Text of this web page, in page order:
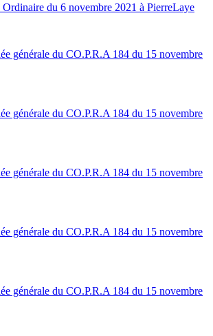
Ordinaire du 6 novembre 2021 à PierreLaye
générale du CO.P.R.A 184 du 15 novembre
générale du CO.P.R.A 184 du 15 novembre
générale du CO.P.R.A 184 du 15 novembre
générale du CO.P.R.A 184 du 15 novembre
générale du CO.P.R.A 184 du 15 novembre